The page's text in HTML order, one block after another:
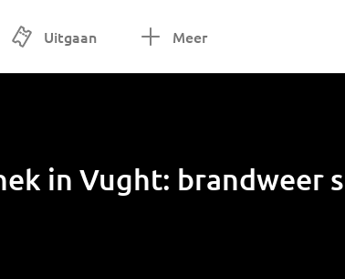
Uitgaan Meer
in Vught: brandweer